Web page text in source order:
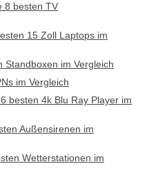
8 besten TV
15 Zoll Laptops im
Standboxen im Vergleich
im Vergleich
besten 4k Blu Ray Player im
Außensirenen im
Wetterstationen im